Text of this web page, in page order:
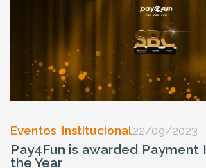
Eventos, Institucional22/09/2023
Pay4Fun is awarded Payment
the Year